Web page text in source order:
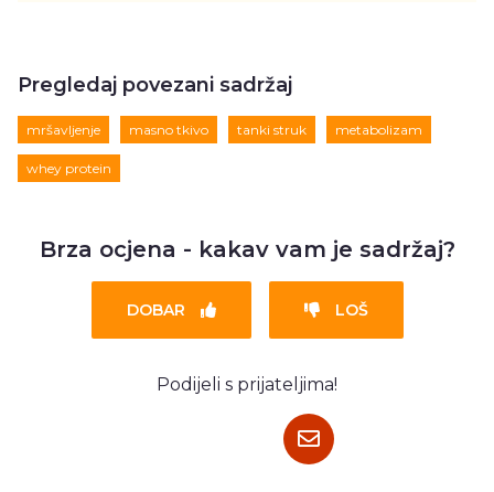
Pregledaj povezani sadržaj
mršavljenje masno tkivo tanki struk metabolizam
whey protein
Brza ocjena - kakav vam je sadržaj?
DOBAR LOŠ
Podijeli s prijateljima!